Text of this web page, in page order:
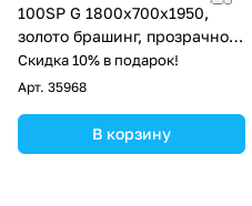
100SP G 1800х700x1950,
золото брашинг, прозрачное
стекло
Скидка 10% в подарок!
Арт. 35968
В корзину